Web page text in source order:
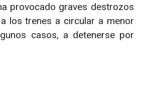
provocado graves destrozos
los trenes a circular a menor
casos, a detenerse por